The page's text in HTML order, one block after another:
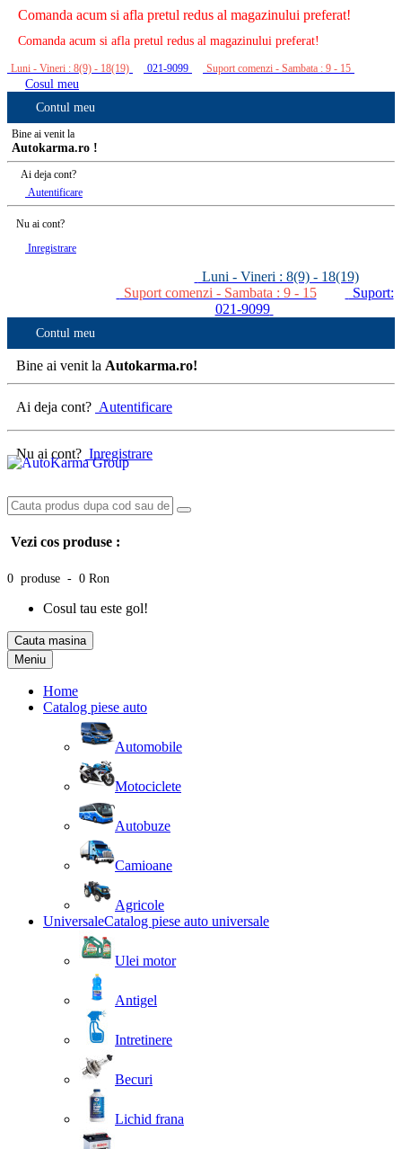
Comanda acum si afla pretul redus al magazinului preferat!
Comanda acum si afla pretul redus al magazinului preferat!
Luni - Vineri : 8(9) - 18(19) 021-9099 Suport comenzi - Sambata : 9 - 15
Cosul meu
Contul meu
Bine ai venit la
Autokarma.ro !
Ai deja cont?
Autentificare
Nu ai cont?
Inregistrare
Luni - Vineri : 8(9) - 18(19)
Suport comenzi - Sambata : 9 - 15
Suport:
021-9099
Contul meu
Bine ai venit la Autokarma.ro!
Ai deja cont? Autentificare
Nu ai cont? Inregistrare
Vezi cos produse :
0 produse - 0 Ron
Cosul tau este gol!
Cauta masina
Meniu
Home
Catalog piese auto
Automobile
Motociclete
Autobuze
Camioane
Agricole
UniversaleCatalog piese auto universale
Ulei motor
Antigel
Intretinere
Becuri
Lichid frana